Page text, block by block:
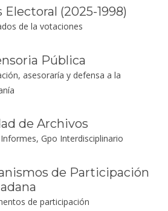
Electoral (2025-1998)
de la votaciones
Pública
asesoraría y defensa a la
de Archivos
Gpo Interdisciplinario
de Participación
de participación